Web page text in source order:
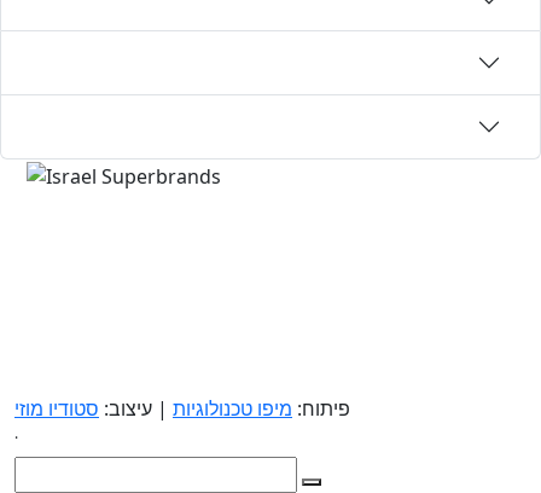
פיתוח: מיפו טכנולוגיות | עיצוב: סטודיו מוזי
.